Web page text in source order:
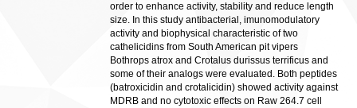
order to enhance activity, stability and reduce length
size. In this study antibacterial, imunomodulatory
activity and biophysical characteristic of two
cathelicidins from South American pit vipers
Bothrops atrox and Crotalus durissus terrificus and
some of their analogs were evaluated. Both peptides
(batroxicidin and crotalicidin) showed activity against
MDRB and no cytotoxic effects on Raw 264.7 cell